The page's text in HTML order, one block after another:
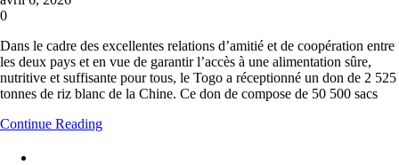
0
Dans le cadre des excellentes relations d’amitié et de coopération entre
les deux pays et en vue de garantir l’accès à une alimentation sûre,
nutritive et suffisante pour tous, le Togo a réceptionné un don de 2 525
tonnes de riz blanc de la Chine. Ce don de compose de 50 500 sacs
Continue Reading